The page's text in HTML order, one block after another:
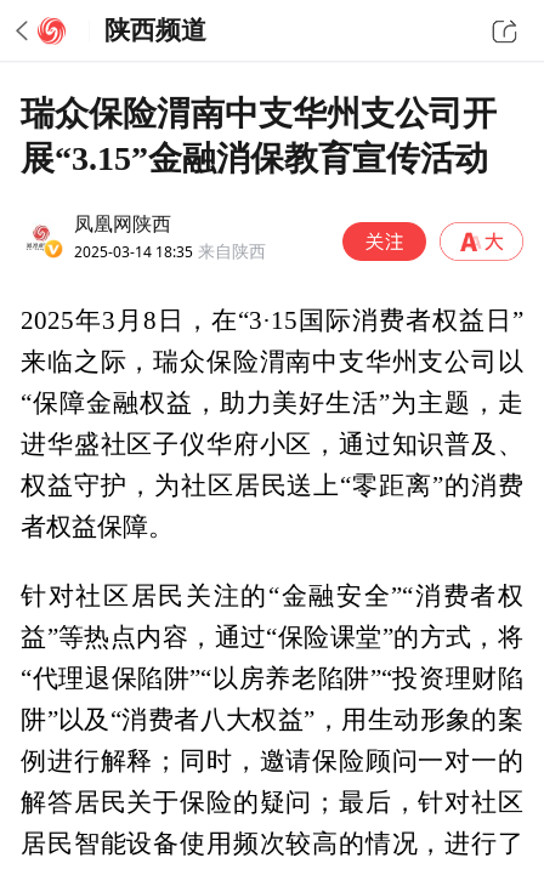
陕西频道
瑞众保险渭南中支华州支公司开
展“3.15”金融消保教育宣传活动
凤凰网陕西
2025-03-14 18:35 来自陕西
2025年3月8日，在“3·15国际消费者权益日”
来临之际，瑞众保险渭南中支华州支公司以
“保障金融权益，助力美好生活”为主题，走
进华盛社区子仪华府小区，通过知识普及、
权益守护，为社区居民送上“零距离”的消费
者权益保障。
针对社区居民关注的“金融安全”“消费者权
益”等热点内容，通过“保险课堂”的方式，将
“代理退保陷阱”“以房养老陷阱”“投资理财陷
阱”以及“消费者八大权益”，用生动形象的案
例进行解释；同时，邀请保险顾问一对一的
解答居民关于保险的疑问；最后，针对社区
居民智能设备使用频次较高的情况，进行了